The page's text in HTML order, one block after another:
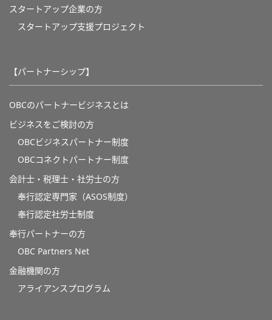
スタートアップ企業の方
スタートアップ支援プロジェクト
【パートナーシップ】
OBCのパートナービジネスとは
ビジネスをご検討の方
OBCビジネスパートナー制度
OBCコネクトパートナー制度
会計士・税理士・社労士の方
奉行認定専門家（ASOS制度）
奉行認定社労士制度
奉行パートナーの方
OBC Partners Net
金融機関の方
アライアンスプログラム